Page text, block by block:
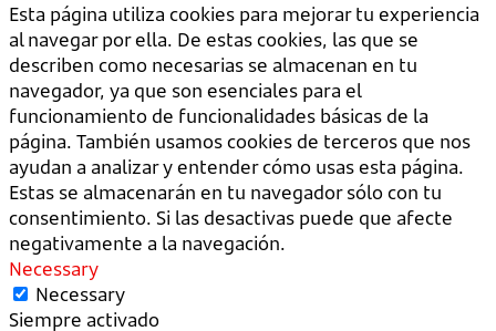
Esta página utiliza cookies para mejorar tu experiencia
al navegar por ella. De estas cookies, las que se
describen como necesarias se almacenan en tu
navegador, ya que son esenciales para el
funcionamiento de funcionalidades básicas de la
página. También usamos cookies de terceros que nos
ayudan a analizar y entender cómo usas esta página.
Estas se almacenarán en tu navegador sólo con tu
consentimiento. Si las desactivas puede que afecte
negativamente a la navegación.
Necessary
Necessary
Siempre activado